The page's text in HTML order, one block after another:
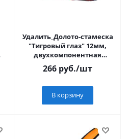
Удалить_Долото-стамеска
"Тигровый глаз" 12мм,
двухкомпонентная
обрезин. ручка "MATRIX"
266 руб./шт
В корзину